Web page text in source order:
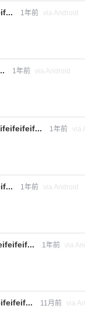
1年前 via Android
1年前 via Android
1年前 via
1年前 via Android
1年前 via
11月前 via